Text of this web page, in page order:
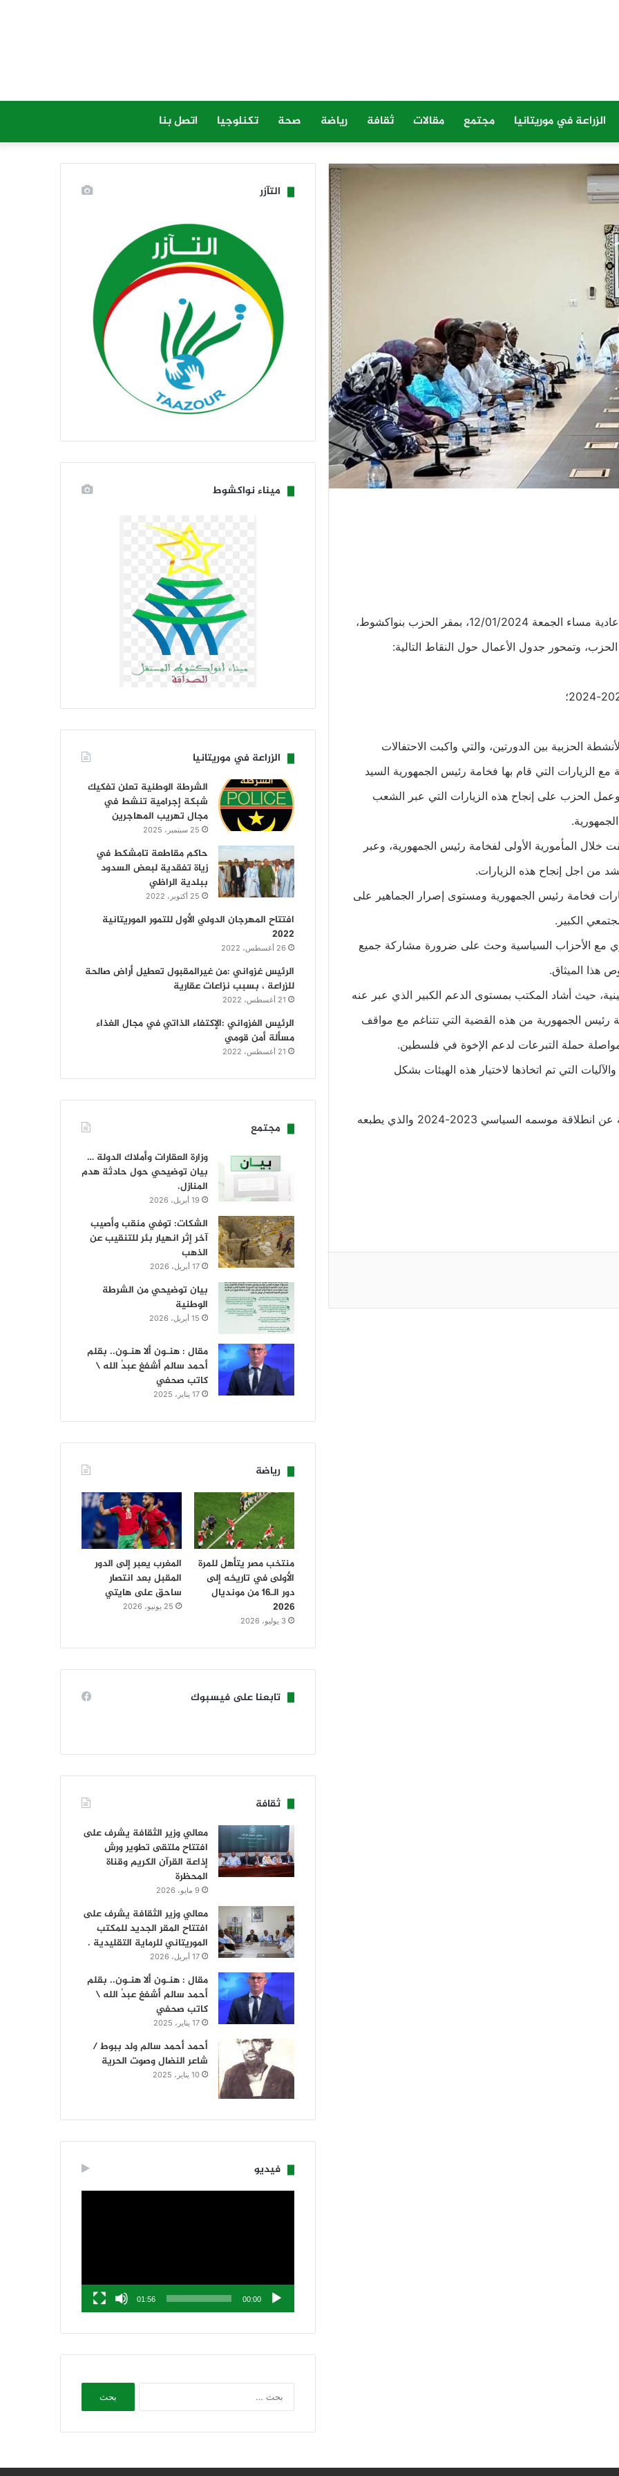
الزراعة في موريتانيا مجتمع مقالات ثقافة رياضة صحة تكنلوجيا اتصل بنا
“اجتمع المكتب التنفيذي لحزب الإنصاف في جلسة عادية مساء الجمعة 12/01/2024، بمقر الحزب بنواكشوط،
وتمحور جدول الأعمال حول النقاط التالية:
الحزبية بين الدورتين، والتي واكبت الاحتفالات
مع الزيارات التي قام بها فخامة رئيس الجمهورية السيد
الحزب على إنجاح هذه الزيارات التي عبر الشعب
خلال المأمورية الأولى لفخامة رئيس الجمهورية، وعبر
من اجل إنجاح هذه الزيارات.
فخامة رئيس الجمهورية ومستوى إصرار الجماهير على
الكبير.
مع الأحزاب السياسية وحث على ضرورة مشاركة جميع
هذا الميثاق.
حيث أشاد المكتب بمستوى الدعم الكبير الذي عبر عنه
رئيس الجمهورية من هذه القضية التي تتناغم مع مواقف
حملة التبرعات لدعم الإخوة في فلسطين.
التي تم اتخاذها لاختيار هذه الهيئات بشكل
وقدم عرض عن مستوى تقدم خطة الحزب المنبثقة عن انطلاقة موسمه السياسي 2023-2024 والذي يطبعه
التآزر
ميناء نواكشوط
الزراعة في موريتانيا
الشرطة الوطنية تعلن تفكيك
شبكة إجرامية تنشط في
مجال تهريب المهاجرين
25 سبتمبر، 2025
حاكم مقاطعة تامشكط في
زياة تفقدية لبعض السدود
ببلدية الراظي
25 أكتوبر، 2022
افتتاح المهرجان الدولي الأول للتمور الموريتانية
2022
26 أغسطس، 2022
الرئيس غزواني :من غيرالمقبول تعطيل أراض صالحة
للزراعة ، بسبب نزاعات عقارية
21 أغسطس، 2022
الرئيس الغزواني :الإكتفاء الذاتي في مجال الغذاء
مسألة أمن قومي
21 أغسطس، 2022
مجتمع
وزارة العقارات وأملاك الدولة …
بيان توضيحي حول حادثة هدم
المنازل.
19 أبريل، 2026
الشكات: توفي منقب وأصيب
آخر إثر انهيار بئر للتنقيب عن
الذهب
17 أبريل، 2026
بيان توضيحي من الشرطة
الوطنية
15 أبريل، 2026
مقال : هنـون ألا هنـون.. بقلم
أحمد سالم أشفغ عبدُ الله \
كاتب صحفي
17 يناير، 2025
رياضة
منتخب مصر يتأهل للمرة
الأولى في تاريخه إلى
دور الـ16 من مونديال
2026
3 يوليو، 2026
المغرب يعبر إلى الدور
المقبل بعد انتصار
ساحق على هايتي
25 يونيو، 2026
تابعنا على فيسبوك
ثقافة
معالي وزير الثقافة يشرف على
افتتاح ملتقى تطوير ورش
إذاعة القرآن الكريم وقناة
المحظرة
9 مايو، 2026
معالي وزير الثقافة يشرف على
افتتاح المقر الجديد للمكتب
الموريتاني للرماية التقليدية .
17 أبريل، 2026
مقال : هنـون ألا هنـون.. بقلم
أحمد سالم أشفغ عبدُ الله \
كاتب صحفي
17 يناير، 2025
أحمد أحمد سالم ولد ببوط /
شاعر النضال وصوت الحرية
10 يناير، 2025
فيديو
00:00
01:56